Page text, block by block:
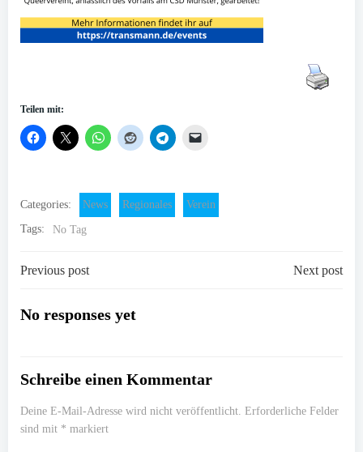
Teilen mit:
Categories: News Regionales
Verein
Tags:
No Tag
Post
navigation
Previous post Next post
No responses yet
Schreibe einen Kommentar
Deine E-Mail-Adresse wird nicht veröffentlicht. Erforderliche Felder
sind mit * markiert